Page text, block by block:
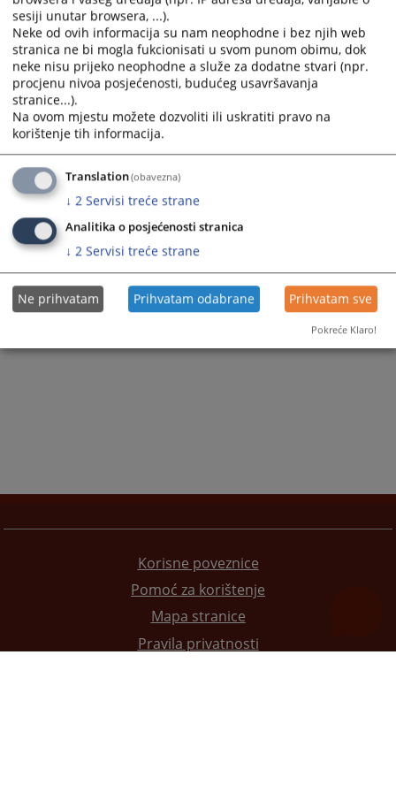
Korisne poveznice
Pomoć za korištenje
Mapa stranice
Pravila privatnosti
sesiji unutar browsera, ...).
Neke od ovih informacija su nam neophodne i bez njih web
stranica ne bi mogla fukcionisati u svom punom obimu, dok
neke nisu prijeko neophodne a služe za dodatne stvari (npr.
procjenu nivoa posjećenosti, budućeg usavršavanja
stranice...).
Na ovom mjestu možete dozvoliti ili uskratiti pravo na
korištenje tih informacija.
Translation(obavezna)
↓ 2 Servisi treće strane
Analitika o posjećenosti stranica
↓ 2 Servisi treće strane
Ne prihvatam Prihvatam odabrane Prihvatam sve
Pokreće Klaro!